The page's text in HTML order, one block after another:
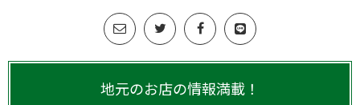
地元のお店の情報満載！